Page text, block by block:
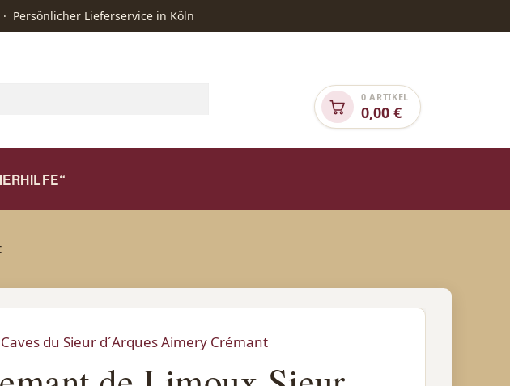
Persönlicher Lieferservice in Köln
0,00€
0 ARTIKEL
KAFFEE